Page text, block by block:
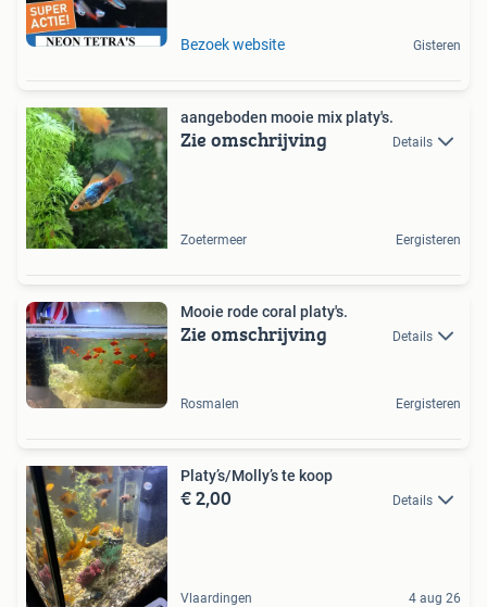
Bezoek website Gisteren
aangeboden mooie mix platy's.
Zie omschrijving Details
Zoetermeer Eergisteren
Mooie rode coral platy's.
Zie omschrijving Details
Rosmalen Eergisteren
Platy’s/Molly’s te koop
€ 2,00 Details
Vlaardingen 4 aug 26